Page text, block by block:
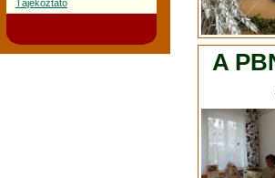
Tájékoztató
A